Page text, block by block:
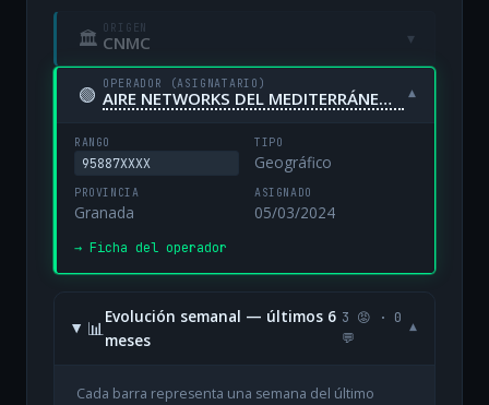
🏛 ORIGEN
CNMC ▾
🟢 OPERADOR (ASIGNATARIO)
AIRE NETWORKS DEL MEDITERRÁNEO, S.L. UNIPERSONAL ▾
RANGO
95887XXXX
TIPO
Geográfico
PROVINCIA
Granada
ASIGNADO
05/03/2024
→ Ficha del operador
📊
Evolución semanal — últimos 6
meses
3 😡 · 0
💬
▾
Cada barra representa una semana del último